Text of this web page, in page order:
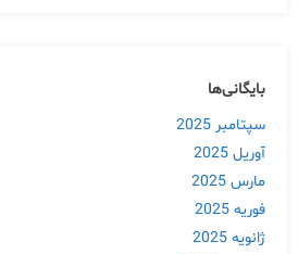
بایگانی‌ها
سپتامبر 2025
آوریل 2025
مارس 2025
فوریه 2025
ژانویه 2025